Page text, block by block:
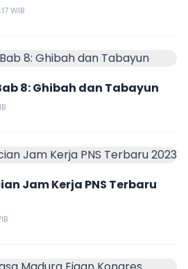
WIB
8: Ghibah dan Tabayun
Jam Kerja PNS Terbaru